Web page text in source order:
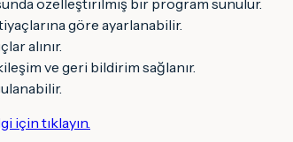
özelleştirilmiş bir program sunulur.
göre ayarlanabilir.
alınır.
ve geri bildirim sağlanır.
için tıklayın.